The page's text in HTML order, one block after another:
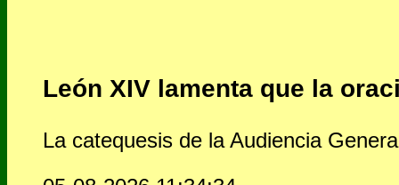
León XIV lamenta que la
La catequesis de la Audiencia